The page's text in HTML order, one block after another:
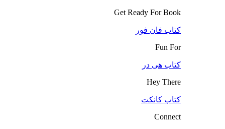
Get Ready For Book
کتاب فان فور
Fun For
کتاب هی در
Hey There
کتاب کانکت
Connect